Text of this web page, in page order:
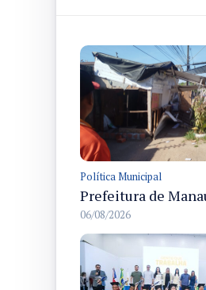
Política Municipal
06/08/2026